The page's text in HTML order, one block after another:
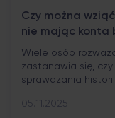
Czy można
nie mając konta
Wiele osób
zastanawia się,
sprawdzania
jednak odpowiedź
05.11.2025